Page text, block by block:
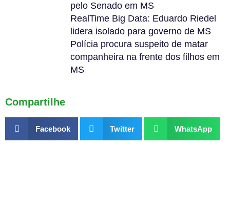
pelo Senado em MS
RealTime Big Data: Eduardo Riedel
lidera isolado para governo de MS
Polícia procura suspeito de matar
companheira na frente dos filhos em
MS
Compartilhe
Facebook Twitter WhatsApp